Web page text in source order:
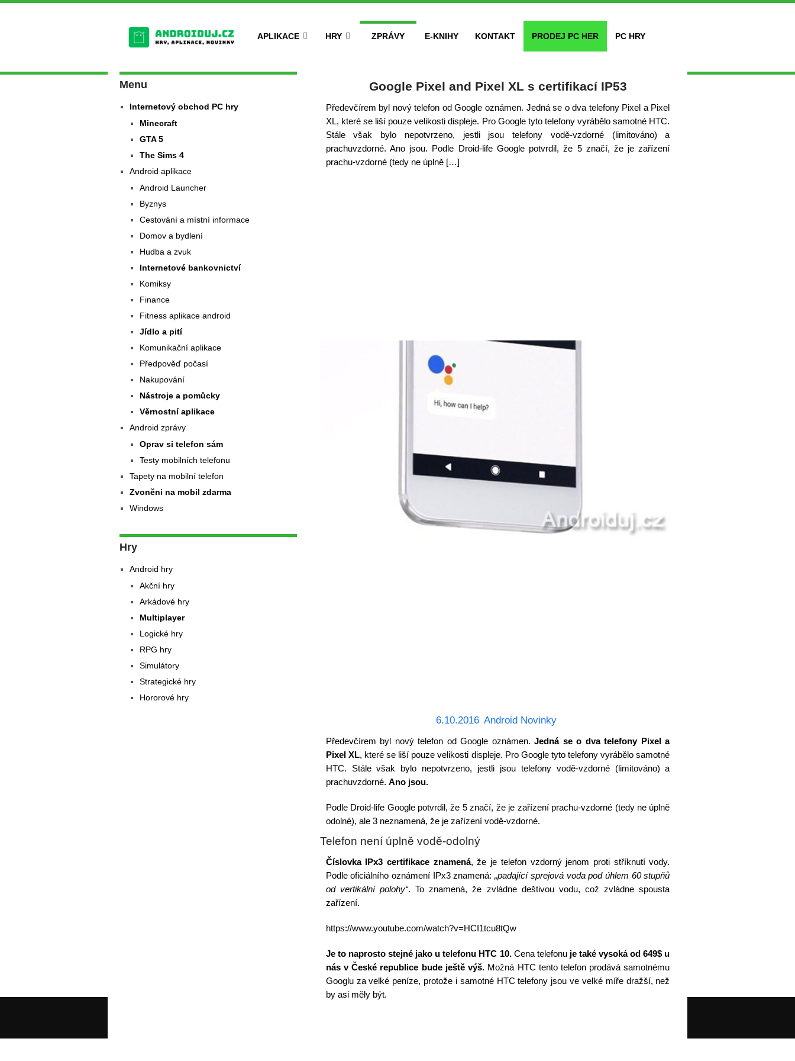
APLIKACE HRY ZPRÁVY E-KNIHY KONTAKT PRODEJ PC HER PC HRY
Google Pixel and Pixel XL s certifikací IP53
Předevčírem byl nový telefon od Google oznámen. Jedná se o dva telefony Pixel a Pixel
XL, které se liší pouze velikosti displeje. Pro Google tyto telefony vyrábělo samotné HTC.
Stále však bylo nepotvrzeno, jestli jsou telefony vodě-vzdorné (limitováno) a
prachuvzdorné. Ano jsou. Podle Droid-life Google potvrdil, že 5 značí, že je zařízení
prachu-vzdorné (tedy ne úplně […]
6.10.2016 Android Novinky
Předevčírem byl nový telefon od Google oznámen. Jedná se o dva telefony Pixel a
Pixel XL, které se liší pouze velikosti displeje. Pro Google tyto telefony vyrábělo samotné
HTC. Stále však bylo nepotvrzeno, jestli jsou telefony vodě-vzdorné (limitováno) a
prachuvzdorné. Ano jsou.
Podle Droid-life Google potvrdil, že 5 značí, že je zařízení prachu-vzdorné (tedy ne úplně
odolné), ale 3 neznamená, že je zařízení vodě-vzdorné.
Telefon není úplně vodě-odolný
Číslovka IPx3 certifikace znamená, že je telefon vzdorný jenom proti stříknutí vody.
Podle oficiálního oznámení IPx3 znamená:„padající sprejová voda pod úhlem 60 stupňů
od vertikální polohy“. To znamená, že zvládne deštivou vodu, což zvládne spousta
zařízení.
https://www.youtube.com/watch?v=HCI1tcu8tQw
Je to naprosto stejné jako u telefonu HTC 10.Cena telefonuje také vysoká od 649$ u
nás v České republice bude ještě výš. Možná HTC tento telefon prodává samotnému
Googlu za velké peníze, protože i samotné HTC telefony jsou ve velké míře dražší, než
by asi měly být.
Menu
Internetový obchod PC hry
Minecraft
GTA 5
The Sims 4
Android aplikace
Android Launcher
Byznys
Cestování a místní informace
Domov a bydlení
Hudba a zvuk
Internetové bankovnictví
Komiksy
Finance
Fitness aplikace android
Jídlo a pití
Komunikační aplikace
Předpověď počasí
Nakupování
Nástroje a pomůcky
Věrnostní aplikace
Android zprávy
Oprav si telefon sám
Testy mobilních telefonu
Tapety na mobilní telefon
Zvoněni na mobil zdarma
Windows
Hry
Android hry
Akční hry
Arkádové hry
Multiplayer
Logické hry
RPG hry
Simulátory
Strategické hry
Hororové hry